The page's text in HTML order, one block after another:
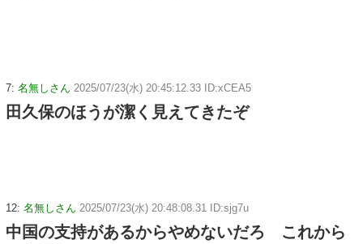
7: 名無しさん 2025/07/23(水) 20:45:12.33 ID:xCEA5
田久保のほうが潔く見えてきたぞ
12: 名無しさん 2025/07/23(水) 20:48:08.31 ID:sjg7u
中国の支持があるからやめないだろ これから